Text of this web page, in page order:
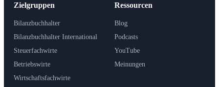
Zielgruppen
Bilanzbuchhalter
Bilanzbuchhalter International
Steuerfachwirte
Betriebswirte
Wirtschaftsfachwirte
Ressourcen
Blog
Podcasts
YouTube
Meinungen